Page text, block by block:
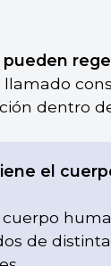
pueden
dentro
el
cuerpo
de